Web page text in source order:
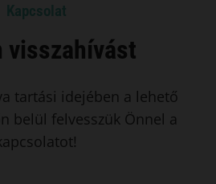
Kapcsolat
visszahívást
tartási idejében a lehető
belül felvesszük Önnel a